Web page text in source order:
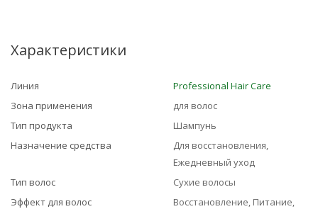
Характеристики
Линия
Professional Hair Care
Зона применения
для волос
Тип продукта
Шампунь
Назначение средства
Для восстановления,
Ежедневный уход
Тип волос
Сухие волосы
Эффект для волос
Восстановление, Питание,